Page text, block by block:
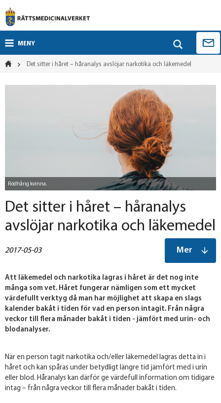
MENY
Det sitter i håret – håranalys avslöjar narkotika och läkemedel
Rödhårig kvinna.
Det sitter i håret – håranalys
avslöjar narkotika och läkemedel
Mer
2017-05-03
Att läkemedel och narkotika lagras i håret är det nog inte
många som vet. Håret fungerar nämligen som ett mycket
värdefullt verktyg då man har möjlighet att skapa en slags
kalender bakåt i tiden för vad en person intagit. Från några
veckor till flera månader bakåt i tiden - jämfört med urin- och
blodanalyser.
När en person tagit narkotika och/eller läkemedel lagras detta in i
håret och kan spåras under betydligt längre tid jämfört med i urin
eller blod. Håranalys kan därför ge värdefull information om tidigare
intag – från några veckor till flera månader bakåt i tiden.